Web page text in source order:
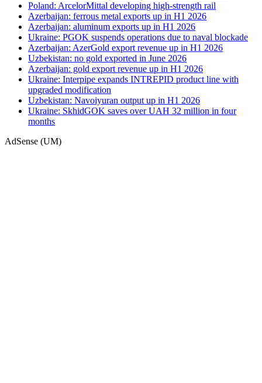
Poland: ArcelorMittal developing high-strength rail
Azerbaijan: ferrous metal exports up in H1 2026
Azerbaijan: aluminum exports up in H1 2026
Ukraine: PGOK suspends operations due to naval blockade
Azerbaijan: AzerGold export revenue up in H1 2026
Uzbekistan: no gold exported in June 2026
Azerbaijan: gold export revenue up in H1 2026
Ukraine: Interpipe expands INTREPID product line with
upgraded modification
Uzbekistan: Navoiyuran output up in H1 2026
Ukraine: SkhidGOK saves over UAH 32 million in four
months
AdSense (UM)